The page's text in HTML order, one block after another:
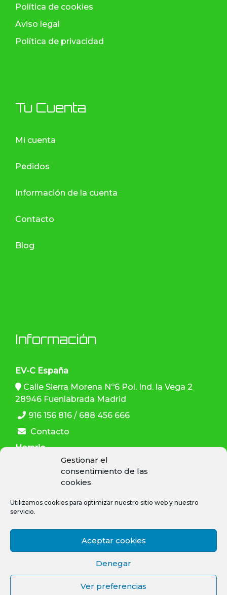
Gestionar el
consentimiento de las
cookies
Utilizamos cookies para optimizar nuestro sitio web y nuestro
servicio.
Aceptar cookies
Denegar
Ver preferencias
Política de cookies
Aviso legal
Política de privacidad
Tu Cuenta
Mi cuenta
Pedidos
Información de la cuenta
Contacto
Blog
Información
EV-C España
Calle Sierra Morena Nº6 Pol. Ind. la Vega 2
28946 Fuenlabrada Madrid
916 156 816 / 688 456 666
Contacto
Horario
L-V: 9:30–13:30 h , 15:00–19:00 h
SÍGUENOS